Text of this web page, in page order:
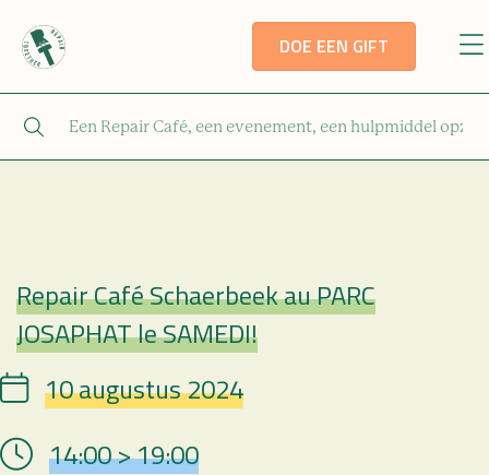
DOE EEN GIFT
Repair Café
Repair Café Schaerbeek au PARC
JOSAPHAT le SAMEDI!
Date 10 augustus 2024
Hour 14:00 > 19:00